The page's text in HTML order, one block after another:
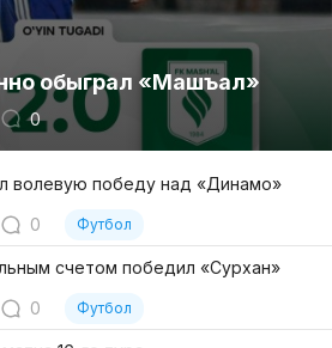
обыграл «Машъал»
0
волевую победу над «Динамо»
0 Футбол
счетом победил «Сурхан»
0 Футбол